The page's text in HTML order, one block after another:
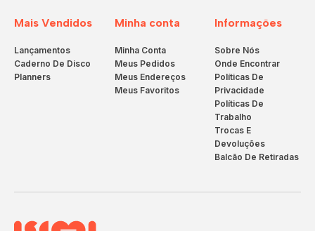
Mais Vendidos
Lançamentos
Caderno De Disco
Planners
Minha conta
Minha Conta
Meus Pedidos
Meus Endereços
Meus Favoritos
Informações
Sobre Nós
Onde Encontrar
Políticas De
Privacidade
Políticas De
Trabalho
Trocas E
Devoluções
Balcão De Retiradas